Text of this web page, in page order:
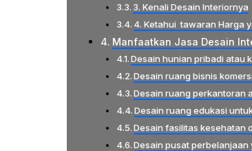
3. Kenali Desain Interiornya
4. Ketahui tawaran Harga
Manfaatkan Jasa Desain
Desain hunian pribadi atau
Desain ruang bisnis
Desain ruang perkantoran
Desain ruang edukasi
Desain fasilitas kesehatan
Desain pusat